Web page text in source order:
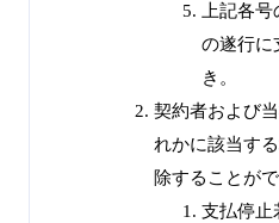
上記各号
の遂行に
き。
契約者および
れかに該当す
除することが
支払停止